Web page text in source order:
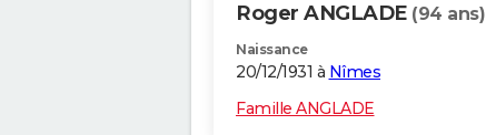
Roger ANGLADE (94 ans)
Naissance
20/12/1931 à Nîmes
Famille ANGLADE